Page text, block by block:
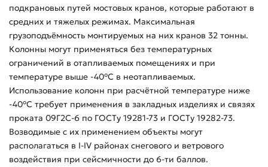
подкрановых путей мостовых кранов, которые работают в
средних и тяжелых режимах. Максимальная
грузоподъёмность монтируемых на них кранов 32 тонны.
Колонны могут применяться без температурных
ограничений в отапливаемых помещениях и при
температуре выше -40°С в неотапливаемых.
Использование колонн при расчётной температуре ниже
-40°С требует применения в закладных изделиях и связях
проката 09Г2С-6 по ГОСТу 19281-73 и ГОСТу 19282-73.
Возводимые с их применением объекты могут
располагаться в I-IV районах снегового и ветрового
воздействия при сейсмичности до 6-ти баллов.